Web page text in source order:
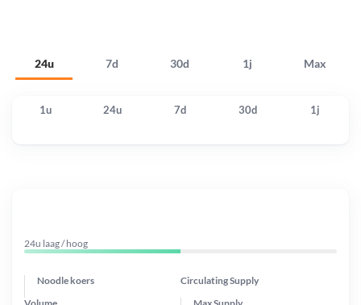
24u 7d 30d 1j Max
1u 24u 7d 30d 1j
24u laag / hoog
Noodle koers Circulating Supply